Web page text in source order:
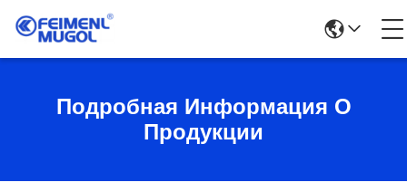
Подробная Информация О
Продукции